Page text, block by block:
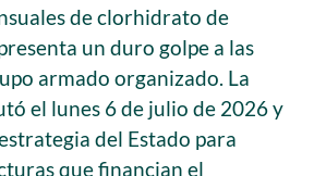
de clorhidrato de
un duro golpe a las
armado organizado. La
el lunes 6 de julio de 2026 y
del Estado para
que financian el